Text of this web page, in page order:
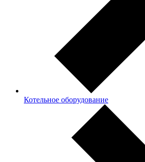
Котельное оборудование